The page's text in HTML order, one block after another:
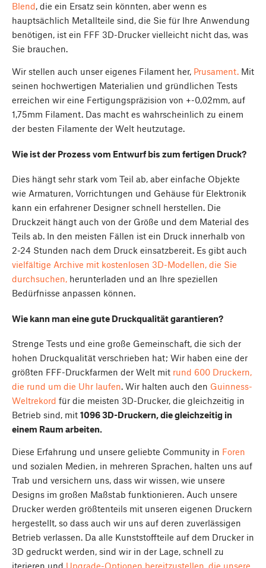
Blend, die ein Ersatz sein könnten, aber wenn es
hauptsächlich Metallteile sind, die Sie für Ihre Anwendung
benötigen, ist ein FFF 3D-Drucker vielleicht nicht das, was
Sie brauchen.
Wir stellen auch unser eigenes Filament her, Prusament. Mit
seinen hochwertigen Materialien und gründlichen Tests
erreichen wir eine Fertigungspräzision von +-0,02mm, auf
1,75mm Filament. Das macht es wahrscheinlich zu einem
der besten Filamente der Welt heutzutage.
Wie ist der Prozess vom Entwurf bis zum fertigen Druck?
Dies hängt sehr stark vom Teil ab, aber einfache Objekte
wie Armaturen, Vorrichtungen und Gehäuse für Elektronik
kann ein erfahrener Designer schnell herstellen. Die
Druckzeit hängt auch von der Größe und dem Material des
Teils ab. In den meisten Fällen ist ein Druck innerhalb von
2-24 Stunden nach dem Druck einsatzbereit. Es gibt auch
vielfältige Archive mit kostenlosen 3D-Modellen, die Sie
durchsuchen, herunterladen und an Ihre speziellen
Bedürfnisse anpassen können.
Wie kann man eine gute Druckqualität garantieren?
Strenge Tests und eine große Gemeinschaft, die sich der
hohen Druckqualität verschrieben hat; Wir haben eine der
größten FFF-Druckfarmen der Welt mit rund 600 Druckern,
die rund um die Uhr laufen. Wir halten auch den Guinness-
Weltrekord für die meisten 3D-Drucker, die gleichzeitig in
Betrieb sind, mit 1096 3D-Druckern, die gleichzeitig in
einem Raum arbeiten.
Diese Erfahrung und unsere geliebte Community in Foren
und sozialen Medien, in mehreren Sprachen, halten uns auf
Trab und versichern uns, dass wir wissen, wie unsere
Designs im großen Maßstab funktionieren. Auch unsere
Drucker werden größtenteils mit unseren eigenen Druckern
hergestellt, so dass auch wir uns auf deren zuverlässigen
Betrieb verlassen. Da alle Kunststoffteile auf dem Drucker in
3D gedruckt werden, sind wir in der Lage, schnell zu